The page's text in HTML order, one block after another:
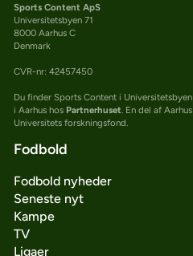
Sports Content ApS
Universitetsbyen 71
8000 Aarhus C
Denmark
CVR-nr: 42457450
Du finder Sports Content i Universitetsbyen
i Aarhus hos Partnerhuset. En del af Aarhus
Universitets forskningsfond.
Fodbold
Fodbold nyheder
Seneste nyt
Kampe
TV
Ligaer